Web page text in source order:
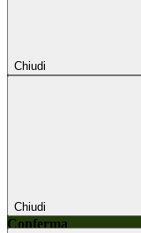
Chiudi
Chiudi
Conferma